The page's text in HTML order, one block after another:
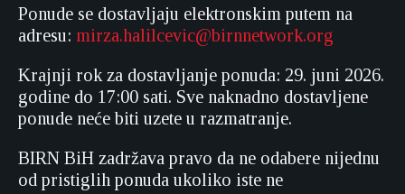
Ponude se dostavljaju elektronskim putem na
adresu: mirza.halilcevic@birnnetwork.org
Krajnji rok za dostavljanje ponuda: 29. juni 2026.
godine do 17:00 sati. Sve naknadno dostavljene
ponude neće biti uzete u razmatranje.
BIRN BiH zadržava pravo da ne odabere nijednu
od pristiglih ponuda ukoliko iste ne